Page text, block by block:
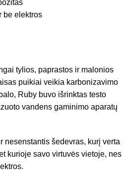
be elektros
tylios, paprastos ir malonios
puikiai veikia karbonizavimo
Ruby buvo išrinktas testo
vandens gaminimo aparatų
nesenstantis šedevras, kurį verta
kurioje savo virtuvės vietoje, nes